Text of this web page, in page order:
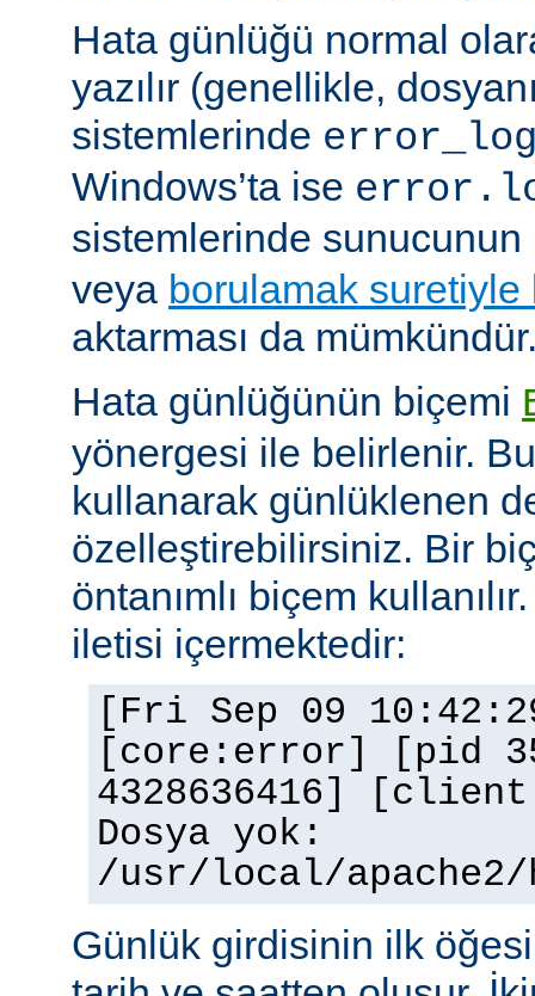
Hata günlüğü normal
yazılır (genellikle,
sistemlerinde
Windows’ta ise
sistemlerinde sunucunun
veya borulamak
aktarması da
Hata günlüğünün biçemi
yönergesi ile belirlenir.
kullanarak günlüklenen
özelleştirebilirsiniz. Bir
öntanımlı biçem
iletisi içermektedir:
[Fri Sep 09
[core:error] [pid
4328636416]
Dosya yok:
/usr/local/
Günlük girdisinin ilk öğesi